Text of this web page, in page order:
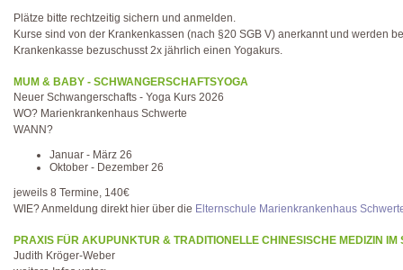
Plätze bitte rechtzeitig sichern und anmelden.
Kurse sind von der Krankenkassen (nach §20 SGB V) anerkannt und werden
Krankenkasse bezuschusst 2x jährlich einen Yogakurs.
MUM & BABY - SCHWANGERSCHAFTSYOGA
Neuer Schwangerschafts - Yoga Kurs 2026
WO? Marienkrankenhaus Schwerte
WANN?
Januar - März 26
Oktober - Dezember 26
jeweils 8 Termine, 140€
WIE? Anmeldung direkt hier über die Elternschule Marienkrankenhaus
PRAXIS FÜR AKUPUNKTUR & TRADITIONELLE CHINESISCHE MEDIZIN IM
Judith Kröger-Weber